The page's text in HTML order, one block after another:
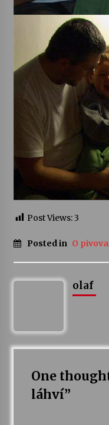
Post Views:3
Posted in O
olaf
One
láhví”